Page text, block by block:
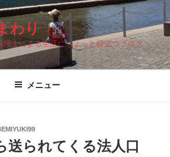
わり
理士による生活にちょっと役立つブログ
メニュー
送られてくる法人口